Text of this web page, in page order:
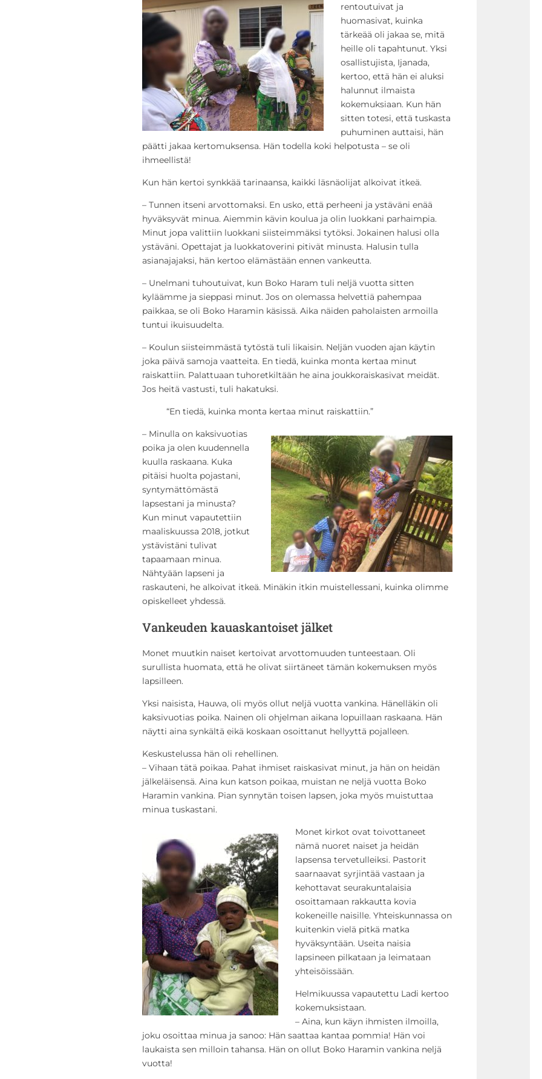
rentoutuivat ja
huomasivat, kuinka
tärkeää oli jakaa se, mitä
heille oli tapahtunut. Yksi
osallistujista, Ijanada,
kertoo, että hän ei aluksi
halunnut ilmaista
kokemuksiaan. Kun hän
sitten totesi, että tuskasta
puhuminen auttaisi, hän
päätti jakaa kertomuksensa. Hän todella koki helpotusta – se oli
ihmeellistä!
Kun hän kertoi synkkää tarinaansa, kaikki läsnäolijat alkoivat itkeä.
– Tunnen itseni arvottomaksi. En usko, että perheeni ja ystäväni enää
hyväksyvät minua. Aiemmin kävin koulua ja olin luokkani parhaimpia.
Minut jopa valittiin luokkani siisteimmäksi tytöksi. Jokainen halusi olla
ystäväni. Opettajat ja luokkatoverini pitivät minusta. Halusin tulla
asianajajaksi, hän kertoo elämästään ennen vankeutta.
– Unelmani tuhoutuivat, kun Boko Haram tuli neljä vuotta sitten
kyläämme ja sieppasi minut. Jos on olemassa helvettiä pahempaa
paikkaa, se oli Boko Haramin käsissä. Aika näiden paholaisten armoilla
tuntui ikuisuudelta.
– Koulun siisteimmästä tytöstä tuli likaisin. Neljän vuoden ajan käytin
joka päivä samoja vaatteita. En tiedä, kuinka monta kertaa minut
raiskattiin. Palattuaan tuhoretkiltään he aina joukkoraiskasivat meidät.
Jos heitä vastusti, tuli hakatuksi.
“En tiedä, kuinka monta kertaa minut raiskattiin.”
– Minulla on kaksivuotias
poika ja olen kuudennella
kuulla raskaana. Kuka
pitäisi huolta pojastani,
syntymättömästä
lapsestani ja minusta?
Kun minut vapautettiin
maaliskuussa 2018, jotkut
ystävistäni tulivat
tapaamaan minua.
Nähtyään lapseni ja
raskauteni, he alkoivat itkeä. Minäkin itkin muistellessani, kuinka olimme
opiskelleet yhdessä.
Vankeuden kauaskantoiset jälket
Monet muutkin naiset kertoivat arvottomuuden tunteestaan. Oli
surullista huomata, että he olivat siirtäneet tämän kokemuksen myös
lapsilleen.
Yksi naisista, Hauwa, oli myös ollut neljä vuotta vankina. Hänelläkin oli
kaksivuotias poika. Nainen oli ohjelman aikana lopuillaan raskaana. Hän
näytti aina synkältä eikä koskaan osoittanut hellyyttä pojalleen.
Keskustelussa hän oli rehellinen.
– Vihaan tätä poikaa. Pahat ihmiset raiskasivat minut, ja hän on heidän
jälkeläisensä. Aina kun katson poikaa, muistan ne neljä vuotta Boko
Haramin vankina. Pian synnytän toisen lapsen, joka myös muistuttaa
minua tuskastani.
Monet kirkot ovat toivottaneet
nämä nuoret naiset ja heidän
lapsensa tervetulleiksi. Pastorit
saarnaavat syrjintää vastaan ja
kehottavat seurakuntalaisia
osoittamaan rakkautta kovia
kokeneille naisille. Yhteiskunnassa on
kuitenkin vielä pitkä matka
hyväksyntään. Useita naisia
lapsineen pilkataan ja leimataan
yhteisöissään.
Helmikuussa vapautettu Ladi kertoo
kokemuksistaan.
– Aina, kun käyn ihmisten ilmoilla,
joku osoittaa minua ja sanoo: Hän saattaa kantaa pommia! Hän voi
laukaista sen milloin tahansa. Hän on ollut Boko Haramin vankina neljä
vuotta!